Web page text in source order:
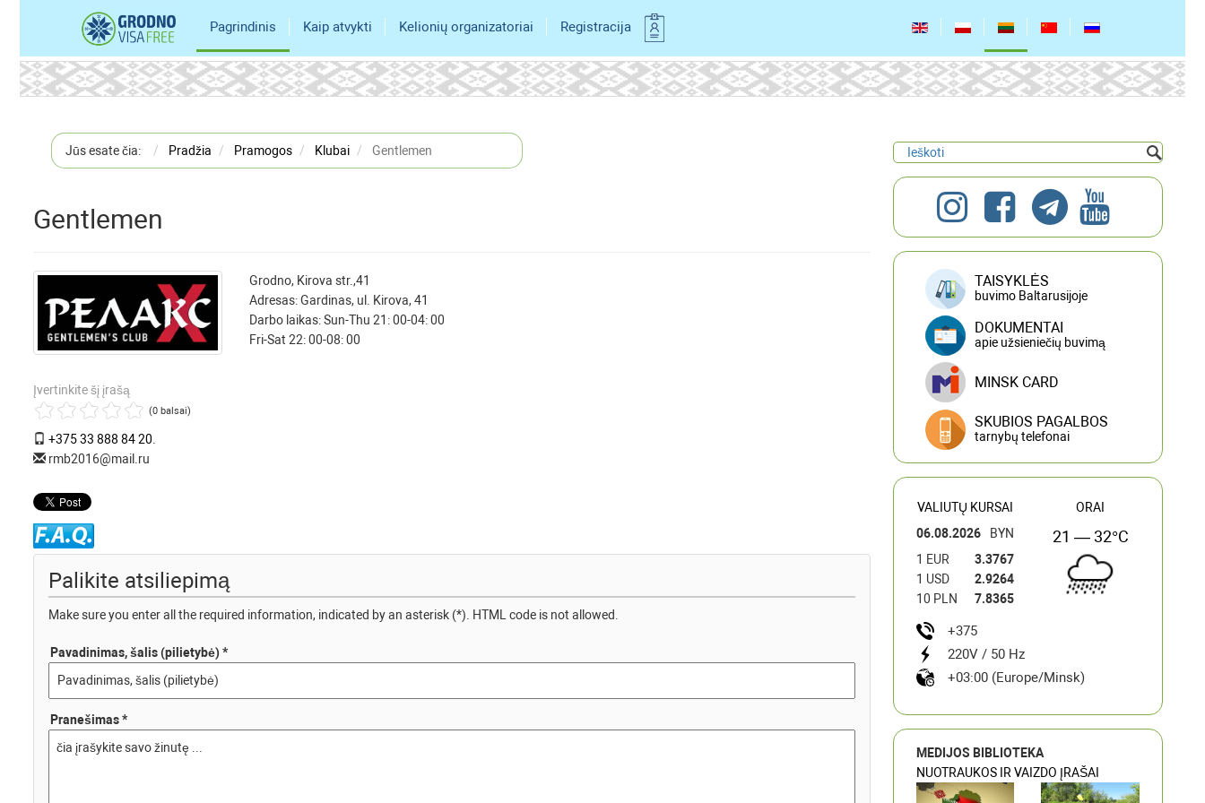
Pagrindinis Kaip atvykti Kelionių organizatoriai Registracija
Jūs esate čia: Pradžia Pramogos Klubai Gentlemen
Gentlemen
Įvertinkite šį įrašą
(0 balsai)
+375 33 888 84 20
rmb2016@mail.ru
Grodno, Kirova str.,41
Adresas: Gardinas, ul. Kirova, 41
Darbo laikas: Sun-Thu 21: 00-04: 00
Fri-Sat 22: 00-08: 00
Palikite atsiliepimą
Make sure you enter all the required information, indicated by an asterisk (*). HTML code is not allowed.
Pavadinimas, šalis (pilietybė) *
Pranešimas *
TAISYKLĖS
buvimo Baltarusijoje
DOKUMENTAI
apie užsieniečių buvimą
MINSK CARD
SKUBIOS PAGALBOS
tarnybų telefonai
VALIUTŲ KURSAI
06.08.2026
BYN
1 EUR
3.3767
1 USD
2.9264
10 PLN
7.8365
ORAI
21 — 32°C
+375
220V / 50 Hz
+03:00 (Europe/Minsk)
MEDIJOS BIBLIOTEKA
NUOTRAUKOS IR VAIZDO ĮRAŠAI